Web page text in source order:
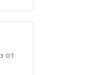
от